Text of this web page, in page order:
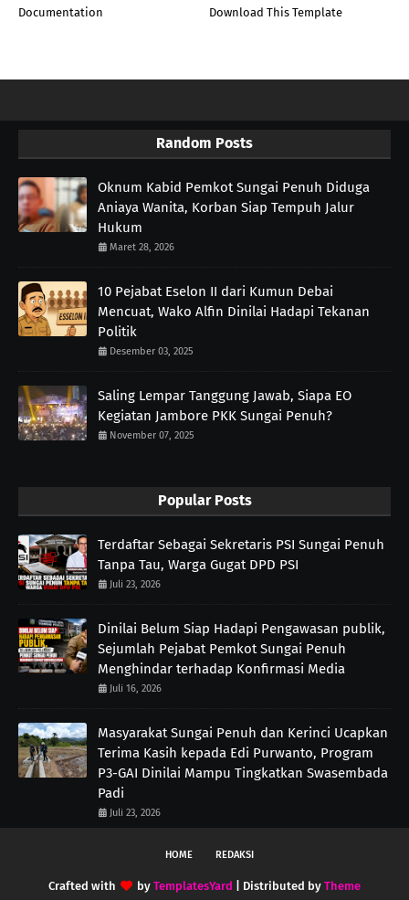
Documentation
Download This Template
Random Posts
Oknum Kabid Pemkot Sungai Penuh Diduga
Aniaya Wanita, Korban Siap Tempuh Jalur
Hukum
Maret 28, 2026
10 Pejabat Eselon II dari Kumun Debai
Mencuat, Wako Alfin Dinilai Hadapi Tekanan
Politik
Desember 03, 2025
Saling Lempar Tanggung Jawab, Siapa EO
Kegiatan Jambore PKK Sungai Penuh?
November 07, 2025
Popular Posts
Terdaftar Sebagai Sekretaris PSI Sungai Penuh
Tanpa Tau, Warga Gugat DPD PSI
Juli 23, 2026
Dinilai Belum Siap Hadapi Pengawasan publik,
Sejumlah Pejabat Pemkot Sungai Penuh
Menghindar terhadap Konfirmasi Media
Juli 16, 2026
Masyarakat Sungai Penuh dan Kerinci Ucapkan
Terima Kasih kepada Edi Purwanto, Program
P3-GAI Dinilai Mampu Tingkatkan Swasembada
Padi
Juli 23, 2026
HOME REDAKSI
Crafted with by TemplatesYard | Distributed by Theme